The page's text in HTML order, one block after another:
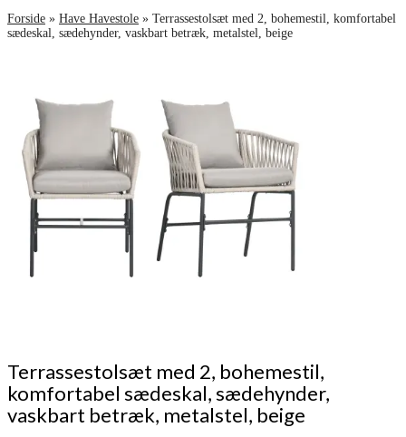
Forside » Have Havestole » Terrassestolsæt med 2, bohemestil, komfortabel
sædeskal, sædehynder, vaskbart betræk, metalstel, beige
Terrassestolsæt med 2, bohemestil,
komfortabel sædeskal, sædehynder,
vaskbart betræk, metalstel, beige